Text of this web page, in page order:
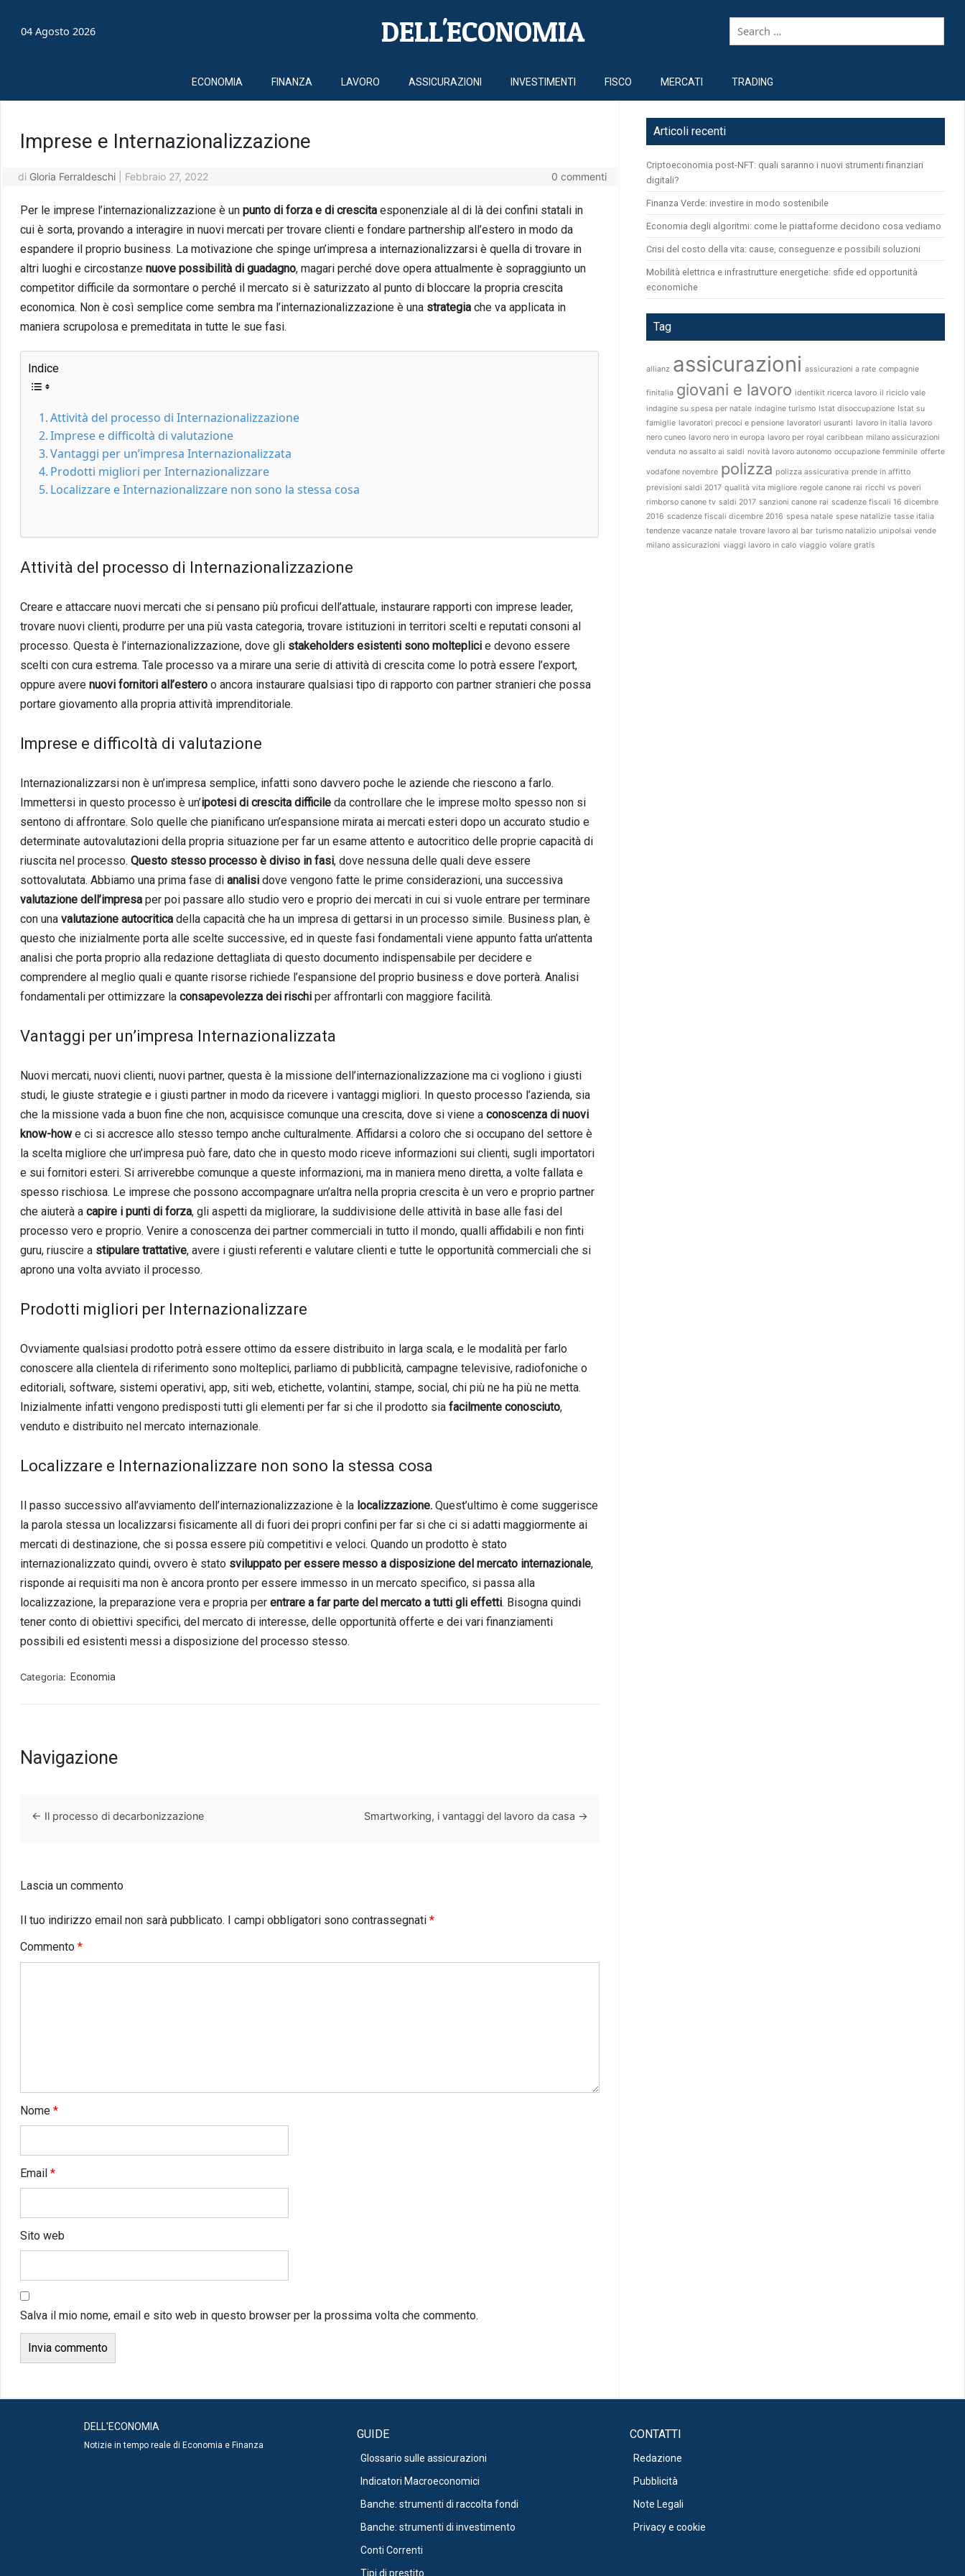
04 Agosto 2026 DELL'ECONOMIA
ECONOMIA FINANZA LAVORO ASSICURAZIONI INVESTIMENTI FISCO MERCATI TRADING
Imprese e Internazionalizzazione
di Gloria Ferraldeschi Febbraio 27, 2022 0 commenti
Per le imprese l’internazionalizzazione è unpunto di forza e di crescitaesponenziale al di là dei confini statali in
cui è sorta, provando a interagire in nuovi mercati per trovare clienti e fondare partnership all’estero in modo da
espandere il proprio business. La motivazione che spinge un’impresa a internazionalizzarsi è quella di trovare in
altri luoghi e circostanzenuove possibilità di guadagno, magari perché dove opera attualmente è sopraggiunto un
competitor difficile da sormontare o perché il mercato si è saturizzato al punto di bloccare la propria crescita
economica. Non è così semplice come sembra ma l’internazionalizzazione è unastrategiache va applicata in
maniera scrupolosa e premeditata in tutte le sue fasi.
Indice
Attività del processo di Internazionalizzazione
Imprese e difficoltà di valutazione
Vantaggi per un’impresa Internazionalizzata
Prodotti migliori per Internazionalizzare
Localizzare e Internazionalizzare non sono la stessa cosa
Attività del processo di Internazionalizzazione
Creare e attaccare nuovi mercati che si pensano più proficui dell’attuale, instaurare rapporti con imprese leader,
trovare nuovi clienti, produrre per una più vasta categoria, trovare istituzioni in territori scelti e reputati consoni al
processo. Questa è l’internazionalizzazione, dove gli stakeholders esistenti sono molteplicie devono essere
scelti con cura estrema. Tale processo va a mirare una serie di attività di crescita come lo potrà essere l’export,
oppure avere nuovi fornitori all’esteroo ancora instaurare qualsiasi tipo di rapporto con partner stranieri che possa
portare giovamento alla propria attività imprenditoriale.
Imprese e difficoltà di valutazione
Internazionalizzarsi non è un’impresa semplice, infatti sono davvero poche le aziende che riescono a farlo.
Immettersi in questo processo è un’ipotesi di crescita difficileda controllare che le imprese molto spesso non si
sentono di affrontare. Solo quelle che pianificano un’espansione mirata ai mercati esteri dopo un accurato studio e
determinate autovalutazioni della propria situazione per far un esame attento e autocritico delle proprie capacità di
riuscita nel processo. Questo stesso processo è diviso in fasi, dove nessuna delle quali deve essere
sottovalutata. Abbiamo una prima fase dianalisidove vengono fatte le prime considerazioni, una successiva
valutazione dell’impresaper poi passare allo studio vero e proprio dei mercati in cui si vuole entrare per terminare
con una valutazione autocriticadella capacità che ha un impresa di gettarsi in un processo simile. Business plan, è
questo che inizialmente porta alle scelte successive, ed in queste fasi fondamentali viene appunto fatta un’attenta
analisi che porta proprio alla redazione dettagliata di questo documento indispensabile per decidere e
comprendere al meglio quali e quante risorse richiede l’espansione del proprio business e dove porterà. Analisi
fondamentali per ottimizzare la consapevolezza dei rischiper affrontarli con maggiore facilità.
Vantaggi per un’impresa Internazionalizzata
Nuovi mercati, nuovi clienti, nuovi partner, questa è la missione dell’internazionalizzazione ma ci vogliono i giusti
studi, le giuste strategie e i giusti partner in modo da ricevere i vantaggi migliori. In questo processo l’azienda, sia
che la missione vada a buon fine che non, acquisisce comunque una crescita, dove si viene a conoscenza di nuovi
know-howe ci si accresce allo stesso tempo anche culturalmente. Affidarsi a coloro che si occupano del settore è
la scelta migliore che un’impresa può fare, dato che in questo modo riceve informazioni sui clienti, sugli importatori
e sui fornitori esteri. Si arriverebbe comunque a queste informazioni, ma in maniera meno diretta, a volte fallata e
spesso rischiosa. Le imprese che possono accompagnare un’altra nella propria crescita è un vero e proprio partner
che aiuterà a capire i punti di forza, gli aspetti da migliorare, la suddivisione delle attività in base alle fasi del
processo vero e proprio. Venire a conoscenza dei partner commerciali in tutto il mondo, qualli affidabili e non finti
guru, riuscire a stipulare trattative, avere i giusti referenti e valutare clienti e tutte le opportunità commerciali che si
aprono una volta avviato il processo.
Prodotti migliori per Internazionalizzare
Ovviamente qualsiasi prodotto potrà essere ottimo da essere distribuito in larga scala, e le modalità per farlo
conoscere alla clientela di riferimento sono molteplici, parliamo di pubblicità, campagne televisive, radiofoniche o
editoriali, software, sistemi operativi, app, siti web, etichette, volantini, stampe, social, chi più ne ha più ne metta.
Inizialmente infatti vengono predisposti tutti gli elementi per far si che il prodotto sia facilmente conosciuto,
venduto e distribuito nel mercato internazionale.
Localizzare e Internazionalizzare non sono la stessa cosa
Il passo successivo all’avviamento dell’internazionalizzazione è lalocalizzazione.Quest’ultimo è come suggerisce
la parola stessa un localizzarsi fisicamente all di fuori dei propri confini per far si che ci si adatti maggiormente ai
mercati di destinazione, che si possa essere più competitivi e veloci. Quando un prodotto è stato
internazionalizzato quindi, ovvero è stato sviluppato per essere messo a disposizione del mercato internazionale,
risponde ai requisiti ma non è ancora pronto per essere immesso in un mercato specifico, si passa alla
localizzazione, la preparazione vera e propria per entrare a far parte del mercato a tutti gli effetti. Bisogna quindi
tener conto di obiettivi specifici, del mercato di interesse, delle opportunità offerte e dei vari finanziamenti
possibili ed esistenti messi a disposizione del processo stesso.
Categoria: Economia
Navigazione
← Il processo di decarbonizzazione Smartworking, i vantaggi del lavoro da casa →
Lascia un commento
Il tuo indirizzo email non sarà pubblicato. I campi obbligatori sono contrassegnati *
Commento *
Nome *
Email *
Sito web
Salva il mio nome, email e sito web in questo browser per la prossima volta che commento.
Articoli recenti
Criptoeconomia post-NFT: quali saranno i nuovi strumenti finanziari
digitali?
Finanza Verde: investire in modo sostenibile
Economia degli algoritmi: come le piattaforme decidono cosa vediamo
Crisi del costo della vita: cause, conseguenze e possibili soluzioni
Mobilità elettrica e infrastrutture energetiche: sfide ed opportunità
economiche
Tag
allianz assicurazioni assicurazioni a rate compagnie
finitalia giovani e lavoro identikit ricerca lavoro il riciclo vale
indagine su spesa per natale indagine turismo Istat disoccupazione Istat su
famiglie lavoratori precoci e pensione lavoratori usuranti lavoro in italia lavoro
nero cuneo lavoro nero in europa lavoro per royal caribbean milano assicurazioni
venduta no assalto ai saldi novità lavoro autonomo occupazione femminile offerte
vodafone novembre polizza polizza assicurativa prende in affitto
previsioni saldi 2017 qualità vita migliore regole canone rai ricchi vs poveri
rimborso canone tv saldi 2017 sanzioni canone rai scadenze fiscali 16 dicembre
2016 scadenze fiscali dicembre 2016 spesa natale spese natalizie tasse italia
tendenze vacanze natale trovare lavoro al bar turismo natalizio unipolsai vende
milano assicurazioni viaggi lavoro in calo viaggio volare gratis
DELL'ECONOMIA
Notizie in tempo reale di Economia e Finanza
GUIDE
Glossario sulle assicurazioni
Indicatori Macroeconomici
Banche: strumenti di raccolta fondi
Banche: strumenti di investimento
Conti Correnti
Tipi di prestito
CONTATTI
Redazione
Pubblicità
Note Legali
Privacy e cookie